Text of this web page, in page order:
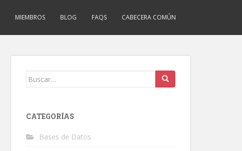
MIEMBROS BLOG FAQS CABECERA COMÚN
Buscar:
CATEGORÍAS
Bases de Datos